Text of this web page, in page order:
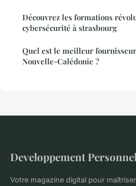
Découvrez les formations
cybersécurité à strasbourg
Quel est le meilleur
Nouvelle-Calédonie ?
Developpement
Votre magazine digital pour